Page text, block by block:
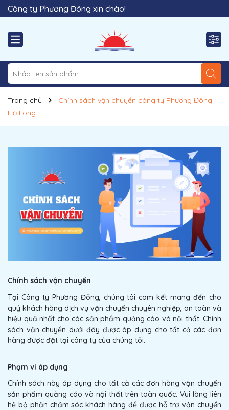
Công ty Phương Đông xin chào!
Hãy đến với dịch vụ thi công & thiết kế của chúng tôi!
Trang chủ
Chính sách vận chuyển công ty Phương Đông
Hạ Long
Chính sách vận chuyển
Tại Công ty Phương Đông, chúng tôi cam kết mang đến cho
quý khách hàng dịch vụ vận chuyển chuyên nghiệp, an toàn và
hiệu quả nhất cho các sản phẩm quảng cáo và nội thất. Chính
sách vận chuyển dưới đây được áp dụng cho tất cả các đơn
hàng được đặt tại công ty của chúng tôi.
Phạm vi áp dụng
Chính sách này áp dụng cho tất cả các đơn hàng vận chuyển
sản phẩm quảng cáo và nội thất trên toàn quốc. Vui lòng liên
hệ bộ phận chăm sóc khách hàng để được hỗ trợ vận chuyển